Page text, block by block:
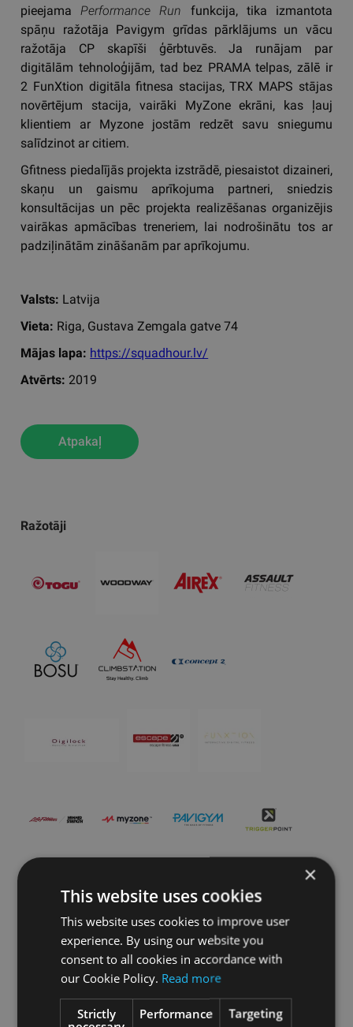
Ražotāji
pieejama Performance Run funkcija, tika izmantota
spāņu ražotāja Pavigym grīdas pārklājums un vācu
ražotāja CP skapīši ģērbtuvēs. Ja runājam par
digitālām tehnoloģijām, tad bez PRAMA telpas, zālē ir
2 FunXtion digitāla fitnesa stacijas, TRX MAPS stājas
novērtējum stacija, vairāki MyZone ekrāni, kas ļauj
klientiem ar Myzone jostām redzēt savu sniegumu
salīdzinot ar citiem.
Gfitness piedalījās projekta izstrādē, piesaistot dizaineri,
skaņu un gaismu aprīkojuma partneri, sniedzis
konsultācijas un pēc projekta realizēšanas organizējis
vairākas apmācības treneriem, lai nodrošinātu tos ar
padziļinātām zināšanām par aprīkojumu.
Valsts: Latvija
Vieta: Riga, Gustava Zemgala gatve 74
Mājas lapa: https://squadhour.lv/
Atvērts: 2019
Atpakaļ
×
This website uses cookies
This website uses cookies to improve user
experience. By using our website you
consent to all cookies in accordance with
our Cookie Policy. Read more
Strictly
Performance Targeting